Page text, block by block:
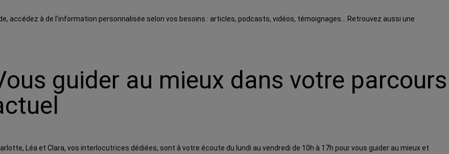
accédez à de l’information personnalisée selon vos besoins : articles, podcasts, vidéos, témoignages… Retrouvez aussi une
guider au mieux dans votre parcours
Léa et Clara, vos interlocutrices dédiées, sont à votre écoute du lundi au vendredi de 10h à 17h pour vous guider au mieux et